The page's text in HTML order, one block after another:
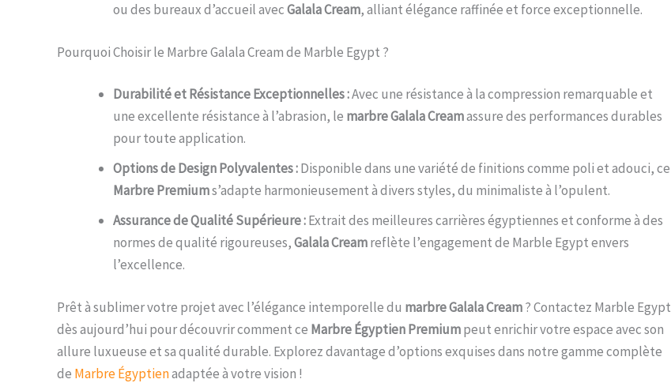
ou des bureaux d’accueil avecGalala Cream, alliant élégance raffinée et force exceptionnelle.
Pourquoi Choisir le Marbre Galala Cream de Marble Egypt ?
Durabilité et Résistance Exceptionnelles :Avec une résistance à la compression remarquable et
une excellente résistance à l’abrasion, le marbre Galala Creamassure des performances durables
pour toute application.
Options de Design Polyvalentes :Disponible dans une variété de finitions comme poli et adouci, ce
Marbre Premiums’adapte harmonieusement à divers styles, du minimaliste à l’opulent.
Assurance de Qualité Supérieure :Extrait des meilleures carrières égyptiennes et conforme à des
normes de qualité rigoureuses,Galala Creamreflète l’engagement de Marble Egypt envers
l’excellence.
Prêt à sublimer votre projet avec l’élégance intemporelle du marbre Galala Cream? Contactez Marble Egypt
dès aujourd’hui pour découvrir comment ce Marbre Égyptien Premiumpeut enrichir votre espace avec son
allure luxueuse et sa qualité durable. Explorez davantage d’options exquises dans notre gamme complète
de Marbre Égyptienadaptée à votre vision !